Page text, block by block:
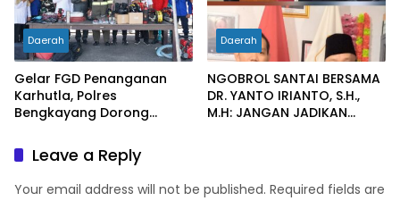
Daerah
Gelar FGD Penanganan
Karhutla, Polres
Bengkayang Dorong
hingga Desa Tanggap
Bencana
Daerah
NGOBROL SANTAI BERSAMA
DR. YANTO IRIANTO, S.H.,
M.H: JANGAN JADIKAN
HUKUM PIDANA KORUPSI
Leave a Reply
Your email address will not be published. Required fields are